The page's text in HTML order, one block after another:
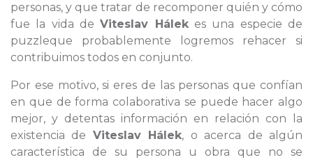
personas, y que tratar de recomponer quién y cómo
fue la vida deViteslav Hálekes una especie de
puzzleque probablemente logremos rehacer si
contribuimos todos en conjunto.
Por ese motivo, si eres de las personas que confían
en que de forma colaborativa se puede hacer algo
mejor, y detentas información en relación con la
existencia de Viteslav Hálek, o acerca de algún
característica de su persona u obra que no se